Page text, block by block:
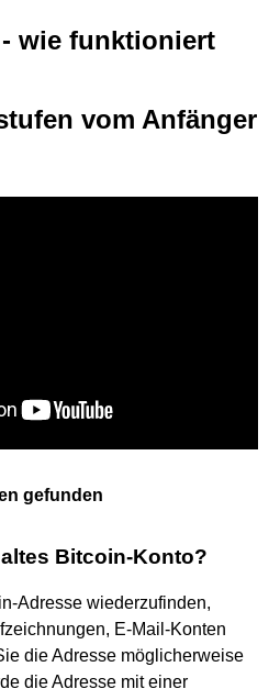
wie funktioniert
vom Anfänger
gefunden
Bitcoin-Konto?
Adresse wiederzufinden,
E-Mail-Konten
die Adresse möglicherweise
die Adresse mit einer